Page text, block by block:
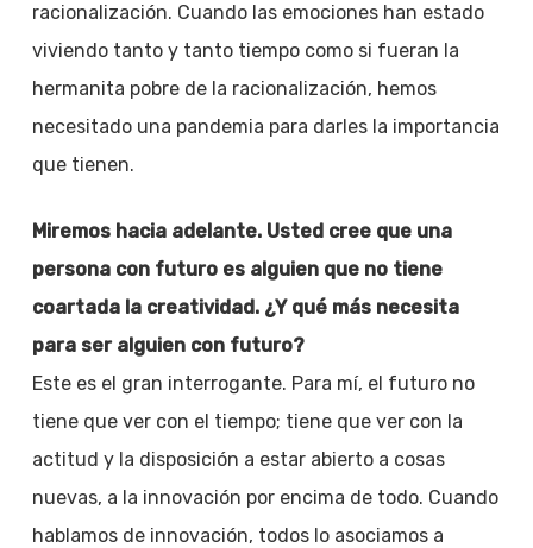
racionalización. Cuando las emociones han estado
viviendo tanto y tanto tiempo como si fueran la
hermanita pobre de la racionalización, hemos
necesitado una pandemia para darles la importancia
que tienen.
Miremos hacia adelante. Usted cree que una
persona con futuro es alguien que no tiene
coartada la creatividad. ¿Y qué más necesita
para ser alguien con futuro?
Este es el gran interrogante. Para mí, el futuro no
tiene que ver con el tiempo; tiene que ver con la
actitud y la disposición a estar abierto a cosas
nuevas, a la innovación por encima de todo. Cuando
hablamos de innovación, todos lo asociamos a